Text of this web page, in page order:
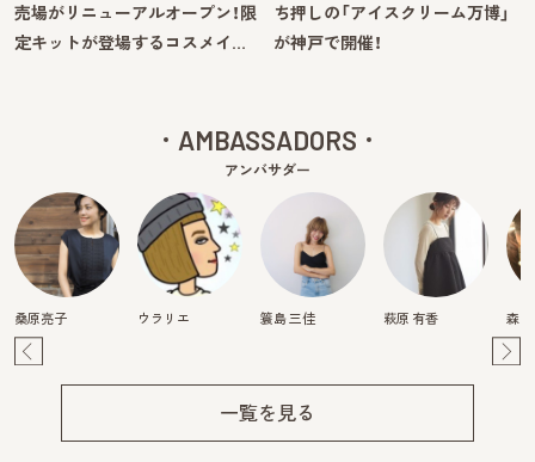
売場がリニューアルオープン！限
定キットが登場するコスメイ…
ち押しの「アイスクリーム万博」
が神戸で開催！
AMBASSADORS
アンバサダー
桑原亮子 ウラリエ 簑島 三佳 萩原 有香 森映
一覧を見る